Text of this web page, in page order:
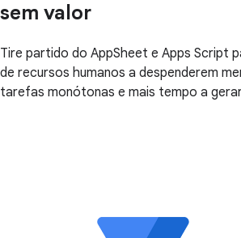
sem valor
Tire partido do AppSheet e Apps Script
de recursos humanos a despenderem
tarefas monótonas e mais tempo a